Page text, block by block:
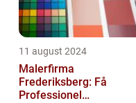
11 august 2024
Malerfirma
Frederiksberg: Få
Professionel